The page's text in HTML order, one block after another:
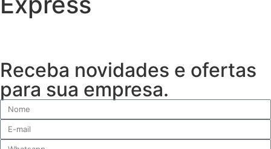
Receba novidades e ofertas
para sua empresa.